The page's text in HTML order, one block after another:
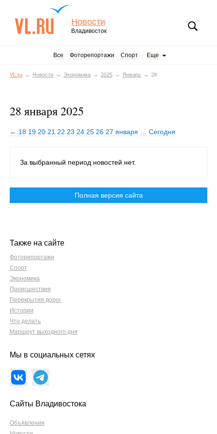
Новости
Владивосток
Все Фоторепортажи Спорт Еще
VL.ru Новости Экономика 2025 Январь 28
28 января 2025
← 18 19 20 21 22 23 24 25 26 27 января Сегодня
За выбранный период новостей нет.
Полная версия сайта
Также на сайте
Фоторепортажи
Спорт
Экономика
Происшествия
Перекрытия дорог
Истории
Что делать
Маршрут выходного дня
Мы в социальных сетях
Сайты Владивостока
Объявления